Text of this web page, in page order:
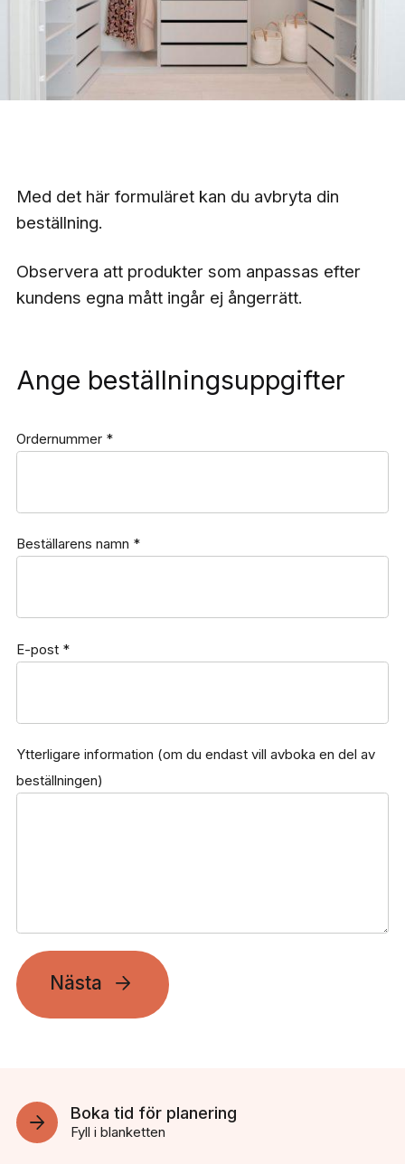
Med det här formuläret kan du avbryta din
beställning.
Observera att produkter som anpassas efter
kundens egna mått ingår ej ångerrätt.
Ange beställningsuppgifter
Ordernummer *
Beställarens namn *
E-post *
Ytterligare information (om du endast vill avboka en del av
beställningen)
Nästa
Boka tid för planering
Fyll i blanketten